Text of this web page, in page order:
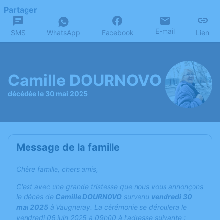
Partager
SMS WhatsApp Facebook E-mail Lien
Camille DOURNOVO
décédée le 30 mai 2025
Message de la famille
Chère famille, chers amis,
C'est avec une grande tristesse que nous vous annonçons
le décès de Camille DOURNOVO survenu vendredi 30
mai 2025 à Vaugneray. La cérémonie se déroulera le
vendredi 06 juin 2025 à 09h00 à l'adresse suivante :